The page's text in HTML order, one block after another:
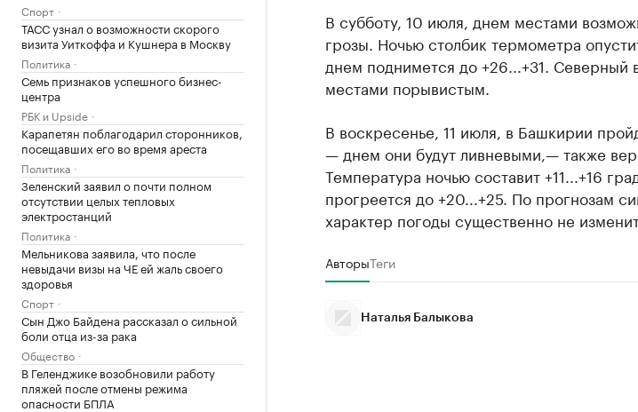
Спорт
ТАСС узнал о возможности скорого
визита Уиткоффа и Кушнера в Москву
Политика
Семь признаков успешного бизнес-
центра
РБК и Upside
Карапетян поблагодарил сторонников,
посещавших его во время ареста
Политика
Зеленский заявил о почти полном
отсутствии целых тепловых
электростанций
Политика
Мельникова заявила, что после
невыдачи визы на ЧЕ ей жаль своего
здоровья
Спорт
Сын Джо Байдена рассказал о сильной
боли отца из-за рака
Общество
В Геленджике возобновили работу
пляжей после отмены режима
опасности БПЛА
В субботу, 10 июля, днем местами
грозы. Ночью столбик термометра
днем поднимется до +26...+31. Северный
местами порывистым.
В воскресенье, 11 июля, в Башкирии
— днем они будут ливневыми,— также
Температура ночью составит +11...+16
прогреется до +20...+25. По прогнозам
характер погоды существенно не
АвторыТеги
Наталья Балыкова